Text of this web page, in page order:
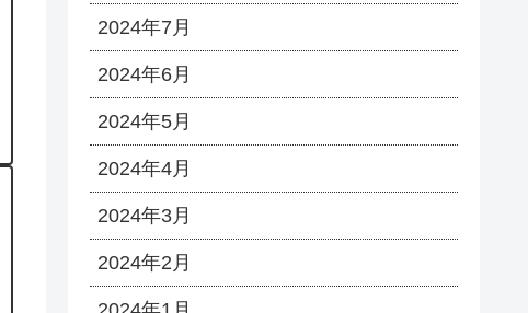
2024年7月
2024年6月
2024年5月
2024年4月
2024年3月
2024年2月